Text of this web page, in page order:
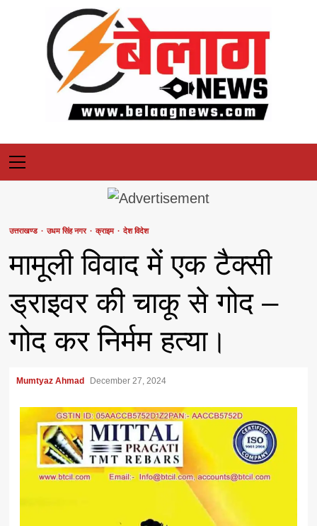
Primary
Menu
उत्तराखण्ड उधम सिंह नगर क्राइम देश विदेश
मामूली विवाद में एक टैक्सी
ड्राइवर की चाकू से गोद –
गोद कर निर्मम हत्या।
Mumtyaz Ahmad December 27, 2024